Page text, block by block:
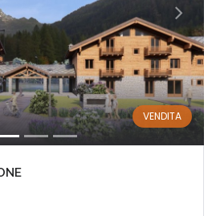
VENDITA